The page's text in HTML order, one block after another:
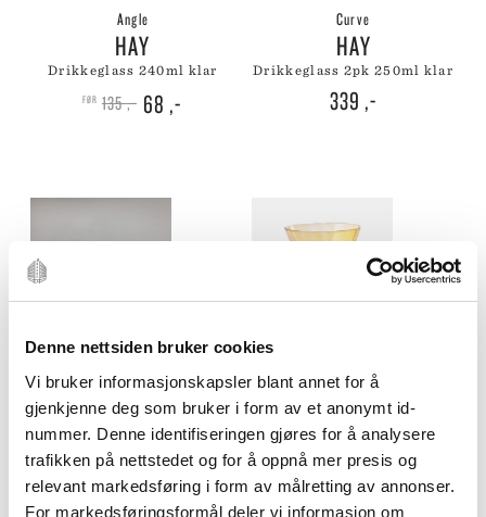
Denne nettsiden bruker cookies
Vi bruker informasjonskapsler blant annet for å
gjenkjenne deg som bruker i form av et anonymt id-
nummer. Denne identifiseringen gjøres for å analysere
trafikken på nettstedet og for å oppnå mer presis og
relevant markedsføring i form av målretting av annonser.
For markedsføringsformål deler vi informasjon om
Angle
HAY
drikkeglass 240ml klar
135,- Opprinnelig
68 ,-
Curve
HAY
drikkeglass 2pk 250ml klar
339 ,-
Odette
OLSSON & JENSEN
drikkeglass 8,5cm
99,-
Boule
OLSSON & JENSEN
drikkeglass amber
99,-